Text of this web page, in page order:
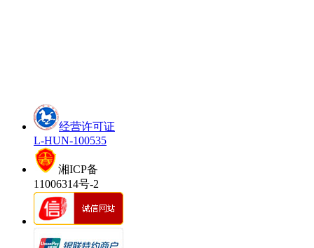
经营许可证
L-HUN-100535
湘ICP备
11006314号-2